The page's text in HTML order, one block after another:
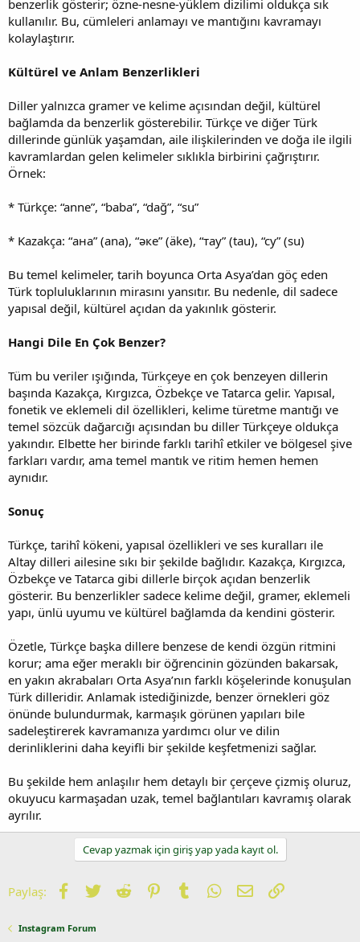
benzerlik gösterir; özne-nesne-yüklem dizilimi oldukça sık
kullanılır. Bu, cümleleri anlamayı ve mantığını kavramayı
kolaylaştırır.
Kültürel ve Anlam Benzerlikleri
Diller yalnızca gramer ve kelime açısından değil, kültürel
bağlamda da benzerlik gösterebilir. Türkçe ve diğer Türk
dillerinde günlük yaşamdan, aile ilişkilerinden ve doğa ile ilgili
kavramlardan gelen kelimeler sıklıkla birbirini çağrıştırır.
Örnek:
* Türkçe: “anne”, “baba”, “dağ”, “su”
* Kazakça: “ана” (ana), “әке” (äke), “тау” (tau), “су” (su)
Bu temel kelimeler, tarih boyunca Orta Asya’dan göç eden
Türk topluluklarının mirasını yansıtır. Bu nedenle, dil sadece
yapısal değil, kültürel açıdan da yakınlık gösterir.
Hangi Dile En Çok Benzer?
Tüm bu veriler ışığında, Türkçeye en çok benzeyen dillerin
başında Kazakça, Kırgızca, Özbekçe ve Tatarca gelir. Yapısal,
fonetik ve eklemeli dil özellikleri, kelime türetme mantığı ve
temel sözcük dağarcığı açısından bu diller Türkçeye oldukça
yakındır. Elbette her birinde farklı tarihî etkiler ve bölgesel şive
farkları vardır, ama temel mantık ve ritim hemen hemen
aynıdır.
Sonuç
Türkçe, tarihî kökeni, yapısal özellikleri ve ses kuralları ile
Altay dilleri ailesine sıkı bir şekilde bağlıdır. Kazakça, Kırgızca,
Özbekçe ve Tatarca gibi dillerle birçok açıdan benzerlik
gösterir. Bu benzerlikler sadece kelime değil, gramer, eklemeli
yapı, ünlü uyumu ve kültürel bağlamda da kendini gösterir.
Özetle, Türkçe başka dillere benzese de kendi özgün ritmini
korur; ama eğer meraklı bir öğrencinin gözünden bakarsak,
en yakın akrabaları Orta Asya’nın farklı köşelerinde konuşulan
Türk dilleridir. Anlamak istediğinizde, benzer örnekleri göz
önünde bulundurmak, karmaşık görünen yapıları bile
sadeleştirerek kavramanıza yardımcı olur ve dilin
derinliklerini daha keyifli bir şekilde keşfetmenizi sağlar.
Bu şekilde hem anlaşılır hem detaylı bir çerçeve çizmiş oluruz,
okuyucu karmaşadan uzak, temel bağlantıları kavramış olarak
ayrılır.
Cevap yazmak için giriş yap yada kayıt ol.
Paylaş: Facebook
TwitterReddit PinterestTumblrWhatsApp
E-postaLink
Instagram Forum